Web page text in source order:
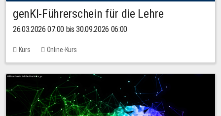
genKI-Führerschein für die Lehre
26.03.2026 07:00 bis 30.09.2026 06:00
Kurs Online-Kurs